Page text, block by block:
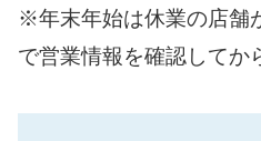
※年末年始は休業の店舗
で営業情報を確認してか